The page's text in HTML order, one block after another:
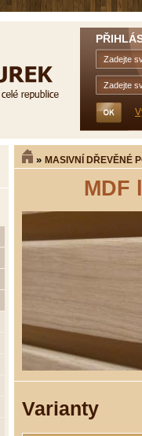
» MASIVNÍ DŘEVĚNÉ
MDF
Varianty